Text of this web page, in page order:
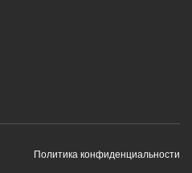
Политика конфиденциальности